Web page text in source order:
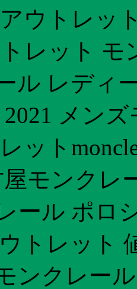
ウトレッ
レット モ
ル レディ
2021 メン
ット
屋モンクレ
ール ポロ
トレット
ンクレー